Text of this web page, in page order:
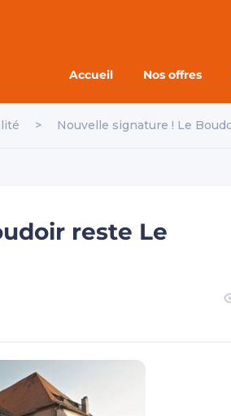
Accueil Nos offres
> Nouvelle signature ! Le
reste Le